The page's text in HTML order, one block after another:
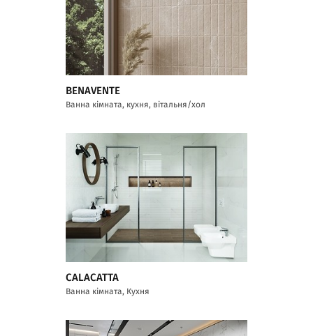
BENAVENTE
Ванна кімната, кухня, вітальня/хол
CALACATTA
Ванна кімната, Кухня